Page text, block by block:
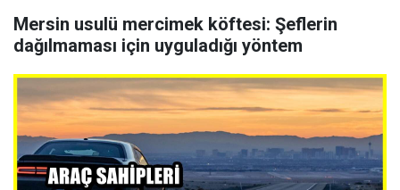
Mersin usulü mercimek köftesi: Şeflerin
dağılmaması için uyguladığı yöntem